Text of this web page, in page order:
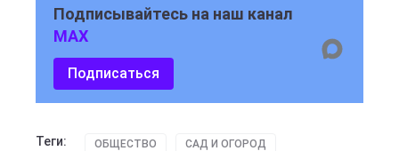
Подписывайтесь на наш канал
MAX
Подписаться
Теги: ОБЩЕСТВО САД И ОГОРОД